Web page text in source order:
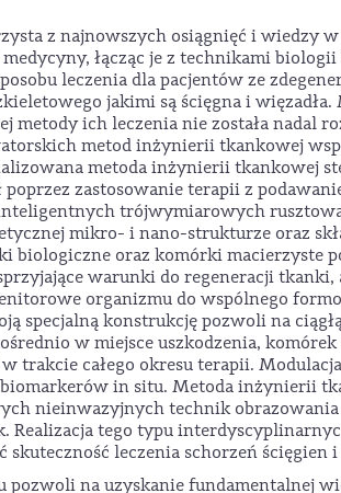
z najnowszych osiągnięć i wiedzy
łącząc je z technikami
leczenia dla pacjentów ze
jakimi są ścięgna i
metody ich leczenia nie została nadal
metod inżynierii tkankowej
metoda inżynierii tkankowej
poprzez zastosowanie terapii z
trójwymiarowych
mikro- i nano-strukturze oraz
biologiczne oraz komórki macierzyste
warunki do regeneracji
organizmu do wspólnego
specjalną konstrukcję pozwoli na
w miejsce uszkodzenia,
trakcie całego okresu terapii.
in situ. Metoda inżynierii
nieinwazyjnych technik
Realizacja tego typu
skuteczność leczenia schorzeń ścięgien i
pozwoli na uzyskanie fundamentalnej